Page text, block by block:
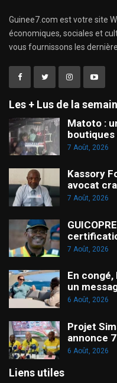
Guinee7.com est votre site
économiques, sociales et
vous fournissons les
Les + Lus de la
Matoto :
boutiques
7 Août, 2026
Kassory
avocat
7 Août, 2026
7 Août, 2026
En congé,
un
6 Août, 2026
Projet
annonce
6 Août, 2026
Liens utiles